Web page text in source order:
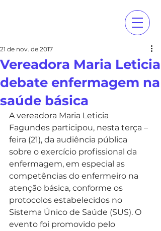
Vereadora Maria Leticia
debate enfermagem na
saúde básica
21 de nov. de 2017
A vereadora Maria Leticia
Fagundes participou, nesta terça –
feira (21), da audiência pública
sobre o exercício profissional da
enfermagem, em especial as
competências do enfermeiro na
atenção básica, conforme os
protocolos estabelecidos no
Sistema Único de Saúde (SUS). O
evento foi promovido pelo